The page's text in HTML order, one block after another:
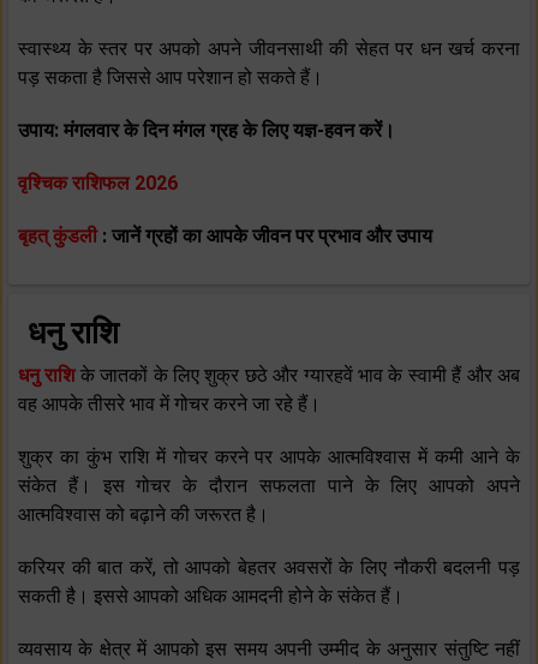
स्‍वास्‍थ्‍य के स्‍तर पर अपको अपने जीवनसाथी की सेहत पर धन खर्च करना
पड़ सकता है जिससे आप परेशान हो सकते हैं।
उपाय: मंगलवार के दिन मंगल ग्रह के लिए यज्ञ-हवन करें।
वृश्चिक राशिफल 2026
बृहत् कुंडली : जानें ग्रहों का आपके जीवन पर प्रभाव और उपाय
धनु राशि
धनु राशि के जातकों के लिए शुक्र छठे और ग्‍यारहवें भाव के स्‍वामी हैं और अब
वह आपके तीसरे भाव में गोचर करने जा रहे हैं।
शुक्र का कुंभ राशि में गोचर करने पर आपके आत्‍मविश्‍वास में कमी आने के
संकेत हैं। इस गोचर के दौरान सफलता पाने के लिए आपको अपने
आत्‍मविश्‍वास को बढ़ाने की जरूरत है।
करियर की बात करें, तो आपको बेहतर अवसरों के लिए नौकरी बदलनी पड़
सकती है। इससे आपको अधिक आमदनी होने के संकेत हैं।
व्‍यवसाय के क्षेत्र में आपको इस समय अपनी उम्‍मीद के अनुसार संतुष्टि नहीं